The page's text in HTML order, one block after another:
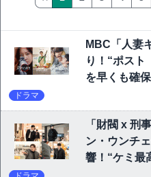
MBC「人妻
り！“ポスト
を早くも確
ドラマ
「財閥 x 刑
ン・ウンチ
響！“ケミ最